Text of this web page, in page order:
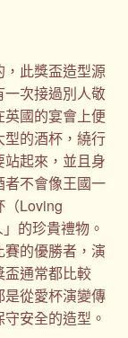
此獎盃造型源
次接過別人敬
國的宴會上便
的酒杯，繞行
起來，並且身
不會像王國一
（Loving
的珍貴禮物。
的優勝者，演
通常都比較
從愛杯演變傳
安全的造型。